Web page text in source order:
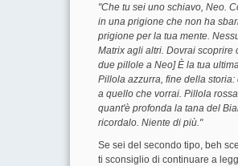
"Che tu sei uno schiavo, Neo.
in una prigione che non ha
prigione per la tua mente.
Matrix agli altri. Dovrai scoprire
due pillole a Neo] È la tua
Pillola azzurra, fine della
a quello che vorrai. Pillola
quant'è profonda la tana del
ricordalo. Niente di più."
Se sei del secondo tipo, beh
ti sconsiglio di continuare a